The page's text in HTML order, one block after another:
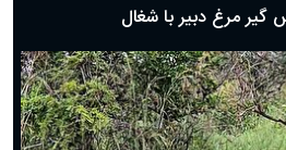
گیر مرغ دبیر با شغال